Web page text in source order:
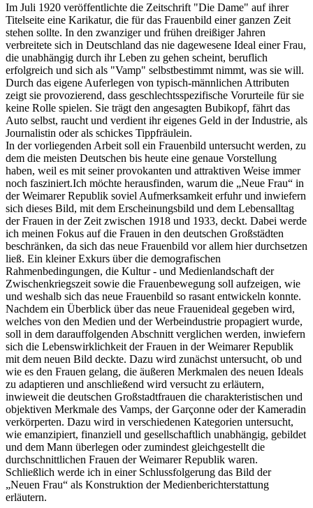
Im Juli 1920 veröffentlichte die Zeitschrift "Die Dame" auf ihrer
Titelseite eine Karikatur, die für das Frauenbild einer ganzen Zeit
stehen sollte. In den zwanziger und frühen dreißiger Jahren
verbreitete sich in Deutschland das nie dagewesene Ideal einer Frau,
die unabhängig durch ihr Leben zu gehen scheint, beruflich
erfolgreich und sich als "Vamp" selbstbestimmt nimmt, was sie will.
Durch das eigene Auferlegen von typisch-männlichen Attributen
zeigt sie provozierend, dass geschlechtsspezifische Vorurteile für sie
keine Rolle spielen. Sie trägt den angesagten Bubikopf, fährt das
Auto selbst, raucht und verdient ihr eigenes Geld in der Industrie, als
Journalistin oder als schickes Tippfräulein.
In der vorliegenden Arbeit soll ein Frauenbild untersucht werden, zu
dem die meisten Deutschen bis heute eine genaue Vorstellung
haben, weil es mit seiner provokanten und attraktiven Weise immer
noch fasziniert.Ich möchte herausfinden, warum die „Neue Frau“ in
der Weimarer Republik soviel Aufmerksamkeit erfuhr und inwiefern
sich dieses Bild, mit dem Erscheinungsbild und dem Lebensalltag
der Frauen in der Zeit zwischen 1918 und 1933, deckt. Dabei werde
ich meinen Fokus auf die Frauen in den deutschen Großstädten
beschränken, da sich das neue Frauenbild vor allem hier durchsetzen
ließ. Ein kleiner Exkurs über die demografischen
Rahmenbedingungen, die Kultur - und Medienlandschaft der
Zwischenkriegszeit sowie die Frauenbewegung soll aufzeigen, wie
und weshalb sich das neue Frauenbild so rasant entwickeln konnte.
Nachdem ein Überblick über das neue Frauenideal gegeben wird,
welches von den Medien und der Werbeindustrie propagiert wurde,
soll in dem darauffolgenden Abschnitt verglichen werden, inwiefern
sich die Lebenswirklichkeit der Frauen in der Weimarer Republik
mit dem neuen Bild deckte. Dazu wird zunächst untersucht, ob und
wie es den Frauen gelang, die äußeren Merkmalen des neuen Ideals
zu adaptieren und anschließend wird versucht zu erläutern,
inwieweit die deutschen Großstadtfrauen die charakteristischen und
objektiven Merkmale des Vamps, der Garçonne oder der Kameradin
verkörperten. Dazu wird in verschiedenen Kategorien untersucht,
wie emanzipiert, finanziell und gesellschaftlich unabhängig, gebildet
und dem Mann überlegen oder zumindest gleichgestellt die
durchschnittlichen Frauen der Weimarer Republik waren.
Schließlich werde ich in einer Schlussfolgerung das Bild der
„Neuen Frau“ als Konstruktion der Medienberichterstattung
erläutern.